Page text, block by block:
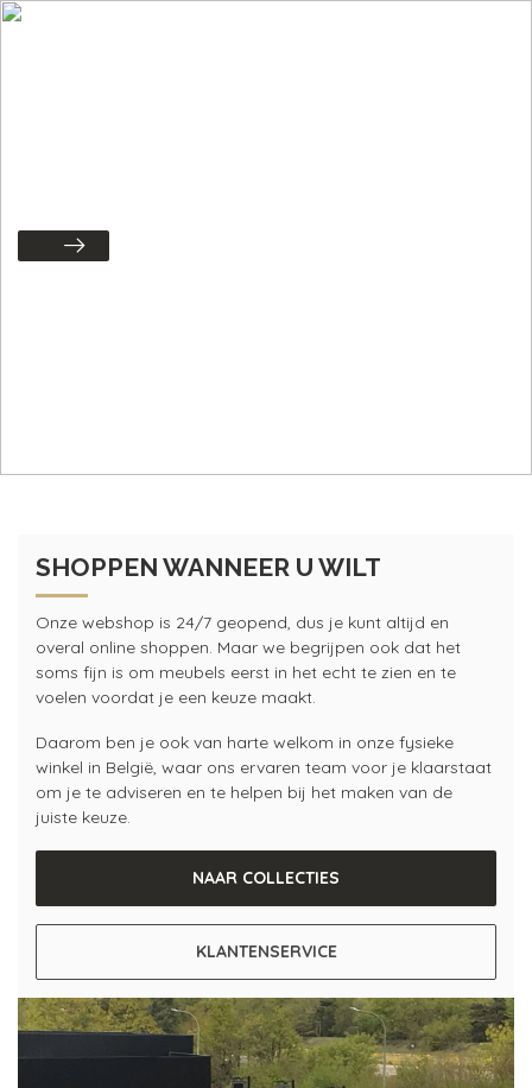
SHOPPEN WANNEER U WILT
Onze webshop is 24/7 geopend, dus je kunt altijd en
overal online shoppen. Maar we begrijpen ook dat het
soms fijn is om meubels eerst in het echt te zien en te
voelen voordat je een keuze maakt.
Daarom ben je ook van harte welkom in onze fysieke
winkel in België, waar ons ervaren team voor je klaarstaat
om je te adviseren en te helpen bij het maken van de
juiste keuze.
NAAR COLLECTIES
KLANTENSERVICE